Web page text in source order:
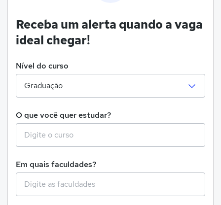
Receba um alerta quando a vaga
ideal chegar!
Nível do curso
O que você quer estudar?
Em quais faculdades?